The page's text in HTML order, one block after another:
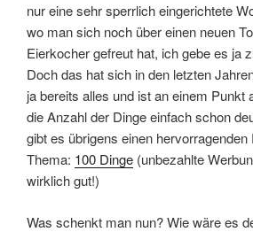
nur eine sehr sperrlich eingerichtete
wo man sich noch über einen neuen
Eierkocher gefreut hat, ich gebe es ja
Doch das hat sich in den letzten
ja bereits alles und ist an einem Punkt
die Anzahl der Dinge einfach schon
gibt es übrigens einen
Thema: 100 Dinge (unbezahlte
wirklich gut!)
Was schenkt man nun? Wie wäre es